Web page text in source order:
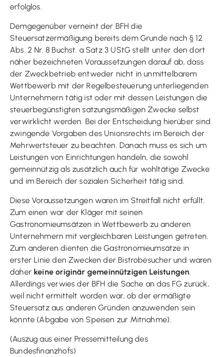
erfolglos.
Demgegenüber verneint der BFH die
Steuersatzermäßigung bereits dem Grunde nach § 12
Abs. 2 Nr. 8 Buchst. a Satz 3 UStG stellt unter den dort
näher bezeichneten Voraussetzungen darauf ab, dass
der Zweckbetrieb entweder nicht in unmittelbarem
Wettbewerb mit der Regelbesteuerung unterliegenden
Unternehmern tätig ist oder mit dessen Leistungen die
steuerbegünstigten satzungsmäßigen Zwecke selbst
verwirklicht werden. Bei der Entscheidung hierüber sind
zwingende Vorgaben des Unionsrechts im Bereich der
Mehrwertsteuer zu beachten. Danach muss es sich um
Leistungen von Einrichtungen handeln, die sowohl
gemeinnützig als zusätzlich auch für wohltätige Zwecke
und im Bereich der sozialen Sicherheit tätig sind.
Diese Voraussetzungen waren im Streitfall nicht erfüllt.
Zum einen war der Kläger mit seinen
Gastronomieumsätzen in Wettbewerb zu anderen
Unternehmern mit vergleichbaren Leistungen getreten.
Zum anderen dienten die Gastronomieumsätze in
erster Linie den Zwecken der Bistrobesucher und waren
daher keine originär gemeinnützigen Leistungen
Allerdings verwies der BFH die Sache an das FG zurück,
weil nicht ermittelt worden war, ob der ermäßigte
Steuersatz aus anderen Gründen anzuwenden sein
könnte (Abgabe von Speisen zur Mitnahme).
(Auszug aus einer Pressemitteilung des
Bundesfinanzhofs)